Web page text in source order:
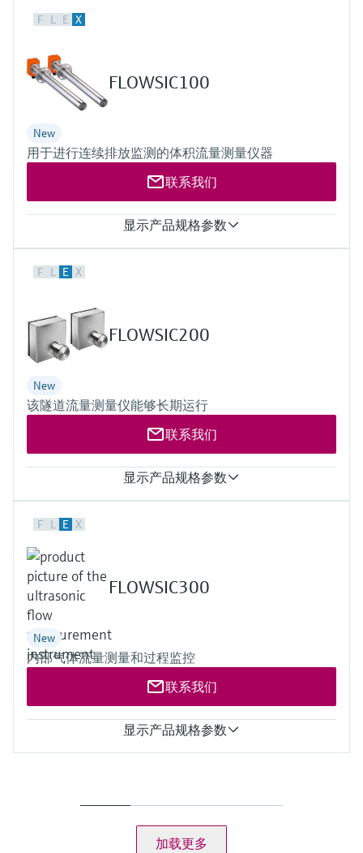
每个模块最多支持4个气路或4个液路运行（Flow-X/M、Flow-
输入
6路模拟变送器输入，高精度
输入类型包括 4 至 20 mA、0 至 20 mA、0 至 5 V、1 至 5 V
mA 输入精度：在 21 °C 时为 0.002% FS，在 0 ... 60 °C 范围内为
分辨率 24 位。模拟输入共用同一接地，相对于所有其他电子
元件呈浮地状态。
对于 100 欧姆输入，分辨率 2x 0.02 °C 。误差取决于量程 0 ...
50 °C ：误差 <0.05 °C 或更好； -220 至 +220 °C：误差 <0.5 °C
或更好
4 个独立的 HART 回路输入，此外还支持 4 至 20 mA 信号
支持每个变送器回路的多点连接，并支持冗余 FC 运行
4路单脉冲或双脉冲输入。可在多种电压下调节触发电平。单
脉冲和双脉冲的频率范围最高可达10 kHz。符合ISO 6551、IP
252和API 5.5标准。真正实现A级和B级测量。
16路数字状态输入。分辨率100 ns（10 MHz）
4路支持1、2和4球探测器配置模式。分辨率100 ns（10
MHz）
2路RS485/RS232串行端口，用于连接超声波流量计、打印机
或通用设备，传输速率115 kb
Flow-X/P：4个RS485/RS232接口和1个RS232接口
Flow-X/C：2个RS485/RS232接口和1个RS485接口
可选配置：2个RS485/RS232接口和2个RS485接口
2个RJ45以太网接口，支持TCP/IP
4路模拟输出，用于过程输出及流量/压力控制。分辨率14位，
16路数字输出，集电极开路。额定值：100mA @24V
1路流量计脉冲输出，用于远程校验流量计算机。分辨率
100ns（1MHz）
4路频率输出，用于模拟流量计信号。最大频率 10KHz，精度
0.1%
F L E X
FLOWSIC100
New
用于进行连续排放监测的体积流量测量仪器
联系我们
显示产品规格参数
体积流量（操作中）, 体积流量（标准条件下）, 气体
气体速度: 0 ... ± 40 m/s
F L E X
FLOWSIC200
New
该隧道流量测量仪能够长期运行
联系我们
显示产品规格参数
Flow Velocity: 0 ... ± 20 m/s
一致性
RABT 2006
ASTRA "Guideline - Ventilation of Road Tunnels" (2008)
RVS 09.02.22
F L E X
FLOWSIC300
New
内部气体流量测量和过程监控
联系我们
显示产品规格参数
加载更多